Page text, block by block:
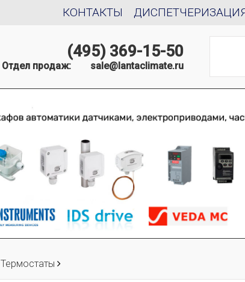
КОНТАКТЫ
(495) 369-15-50
продаж: sale@lantaclimate.ru
Термостаты